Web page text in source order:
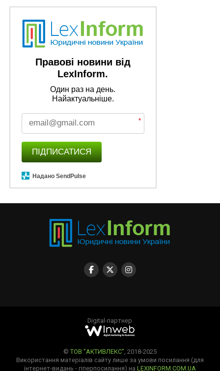
Правові новини від
LexInform.
Один раз на день.
Найактуальніше.
*
ПІДПИСАТИСЯ
Надано SendPulse
Digital-партнер
© ТОВ "АКТИВЛЕКС" , 2018-2025
Використання матеріалів сайту лише за умови посилання (для
інтернет-видань - гіперпосилання) на LEXINFORM.COM.UA